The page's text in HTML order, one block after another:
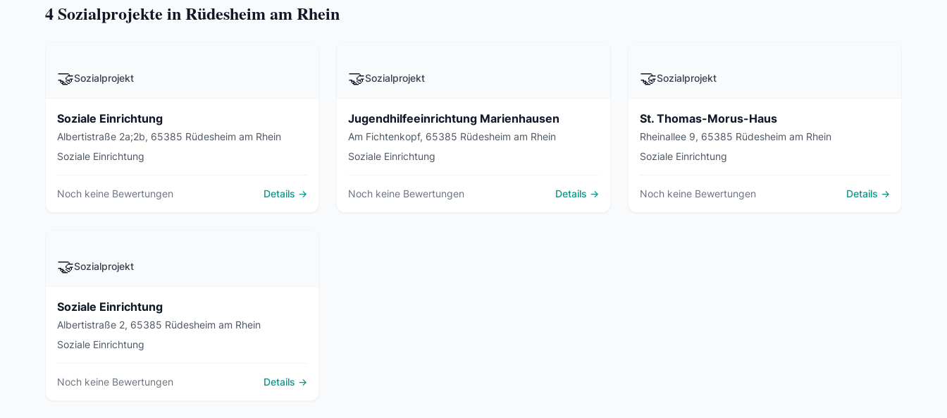
4Sozialprojekte in Rüdesheim am Rhein
🤝Sozialprojekt
Soziale Einrichtung
Albertistraße 2a;2b, 65385 Rüdesheim am Rhein
Soziale Einrichtung
Noch keine Bewertungen Details →
🤝Sozialprojekt
Jugendhilfeeinrichtung Marienhausen
Am Fichtenkopf, 65385 Rüdesheim am Rhein
Soziale Einrichtung
Noch keine Bewertungen Details →
🤝Sozialprojekt
St. Thomas-Morus-Haus
Rheinallee 9, 65385 Rüdesheim am Rhein
Soziale Einrichtung
Noch keine Bewertungen Details →
🤝Sozialprojekt
Soziale Einrichtung
Albertistraße 2, 65385 Rüdesheim am Rhein
Soziale Einrichtung
Noch keine Bewertungen Details →